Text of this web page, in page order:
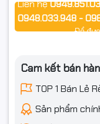
Liên hệ
0948.033.948 -
Để
Cam kết bán
TOP 1 Bán Lẻ
Sản phẩm
HP Neverstop Laser
(Nếu khách không
giúp đúng cụm trống”).
🛠 Khi nào nên thay
Bạn nên thay cụm